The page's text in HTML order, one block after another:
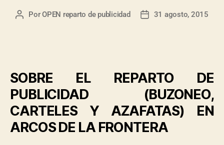
PorOPEN reparto de publicidad 31 agosto, 2015
SOBRE EL REPARTO DE
PUBLICIDAD (BUZONEO,
CARTELES Y AZAFATAS) EN
ARCOS DE LA FRONTERA